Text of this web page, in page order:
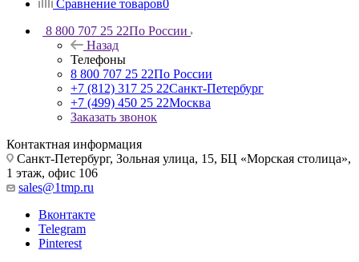
Сравнение товаров0
8 800 707 25 22По России
Назад
Телефоны
8 800 707 25 22По России
+7 (812) 317 25 22Санкт-Петербург
+7 (499) 450 25 22Москва
Заказать звонок
Контактная информация
Санкт-Петербург, Зольная улица, 15, БЦ «Морская столица»,
1 этаж, офис 106
sales@1tmp.ru
Вконтакте
Telegram
Pinterest